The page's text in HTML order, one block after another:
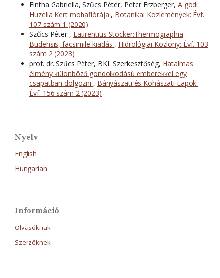
Fintha Gabriella, Szűcs Péter, Peter Erzberger, A gödi
Huzella Kert mohaflórája , Botanikai Közlemények: Évf.
107 szám 1 (2020)
Szűcs Péter , Laurentius Stocker:Thermographia
Budensis, facsimile kiadás , Hidrológiai Közlöny: Évf. 103
szám 2 (2023)
prof. dr. Szűcs Péter, BKL Szerkesztőség, Hatalmas
élmény különböző gondolkodású emberekkel egy
csapatban dolgozni , Bányászati és Kohászati Lapok:
Évf. 156 szám 2 (2023)
Nyelv
English
Hungarian
Információ
Olvasóknak
Szerzőknek